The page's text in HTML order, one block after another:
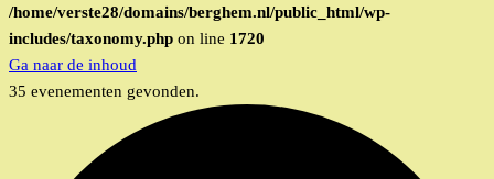
/home/verste28/domains/berghem.nl/public_html/wp-
includes/taxonomy.php on line 1720
Ga naar de inhoud
35 evenementen gevonden.